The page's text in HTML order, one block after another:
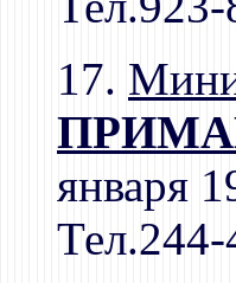
17.
января